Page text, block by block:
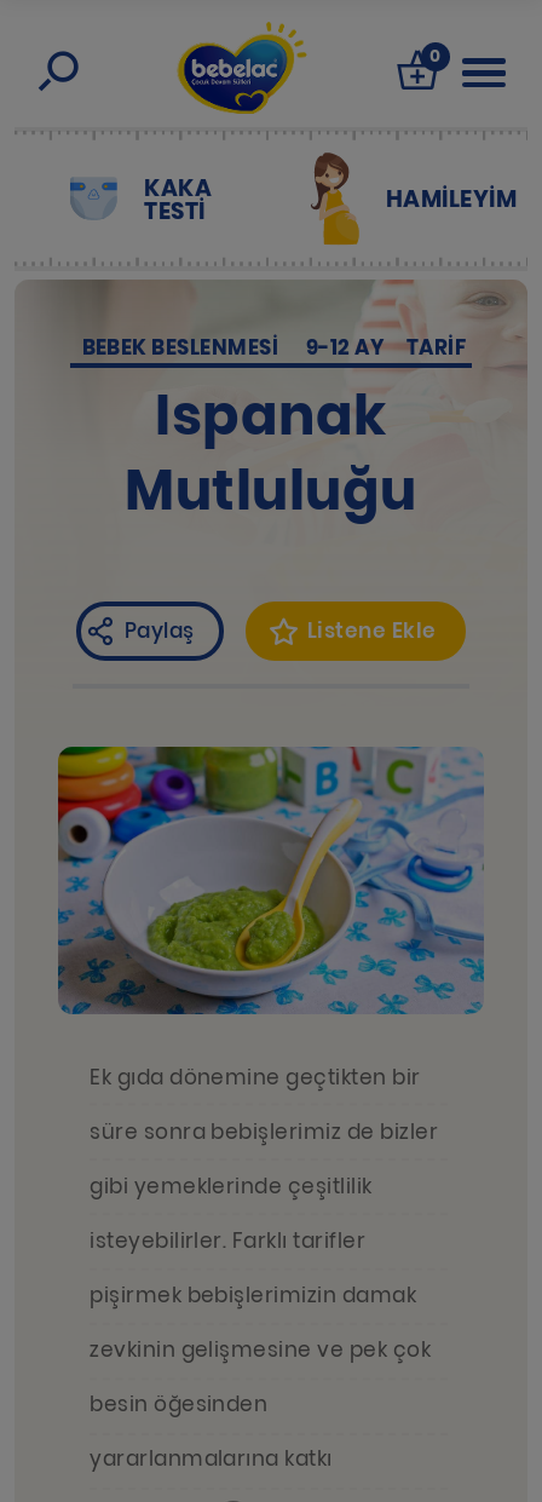
KAKA
TESTİ HAMILEYIM
0
BEBEK BESLENMESI 9-12 AY TARIF
Ispanak
Mutluluğu
Paylaş Listene Ekle
Ek gıda dönemine geçtikten bir
süre sonra bebişlerimiz de bizler
gibi yemeklerinde çeşitlilik
isteyebilirler. Farklı tarifler
pişirmek bebişlerimizin damak
zevkinin gelişmesine ve pek çok
besin öğesinden
yararlanmalarına katkı